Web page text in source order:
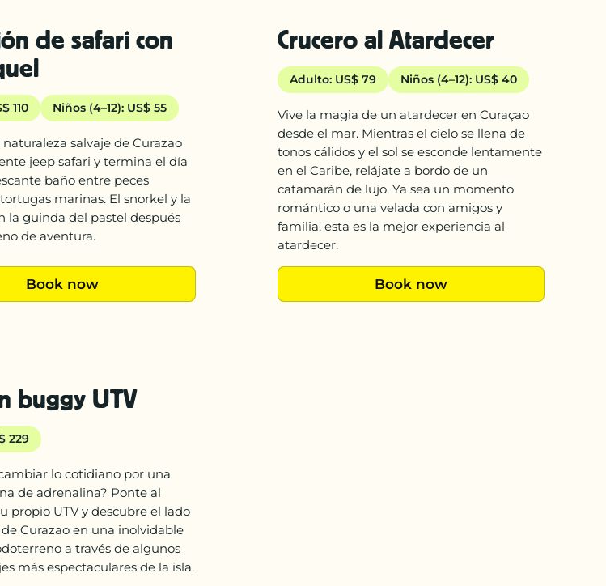
de safari con
110 Niños (4–12): US$ 55
salvaje de Curazao
jeep safari y termina el día
baño entre peces
marinas. El snorkel y la
la guinda del pastel después
de aventura.
Book now
Crucero al Atardecer
Adulto: US$ 79 Niños (4–12): US$ 40
Vive la magia de un atardecer en Curaçao
desde el mar. Mientras el cielo se llena de
tonos cálidos y el sol se esconde lentamente
en el Caribe, relájate a bordo de un
catamarán de lujo. Ya sea un momento
romántico o una velada con amigos y
familia, esta es la mejor experiencia al
atardecer.
Book now
buggy UTV
229
lo cotidiano por una
de adrenalina? Ponte al
propio UTV y descubre el lado
Curazao en una inolvidable
a través de algunos
más espectaculares de la isla.